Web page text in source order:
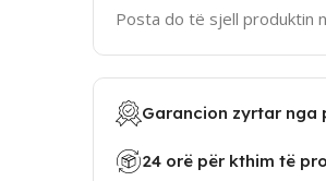
Posta do të sjell produktin
Garancion zyrtar nga
24 orë për kthim të